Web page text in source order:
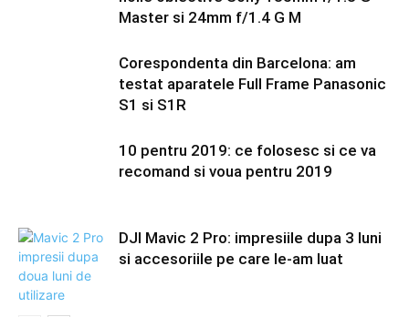
Master si 24mm f/1.4 G M
Corespondenta din Barcelona: am
testat aparatele Full Frame Panasonic
S1 si S1R
10 pentru 2019: ce folosesc si ce va
recomand si voua pentru 2019
DJI Mavic 2 Pro: impresiile dupa 3 luni
si accesoriile pe care le-am luat